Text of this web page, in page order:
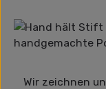
Wir zeichnen